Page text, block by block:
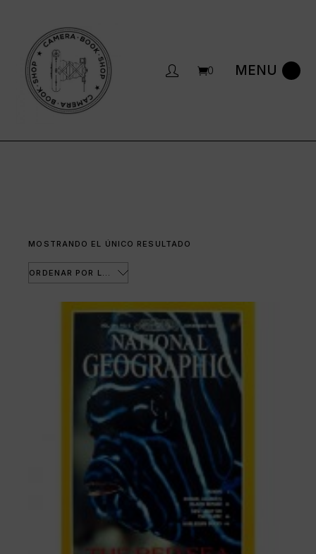
0
MOSTRANDO EL ÚNICO RESULTADO